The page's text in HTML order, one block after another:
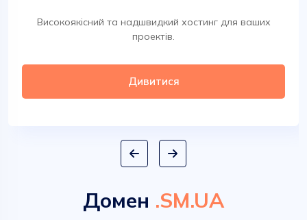
Високоякісний та надшвидкий хостинг для ваших
проектів.
Дивитися
Домен .SM.UA